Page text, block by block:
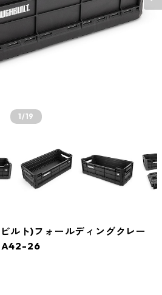
1 /19
ルト)フォールディングクレー
A42-26